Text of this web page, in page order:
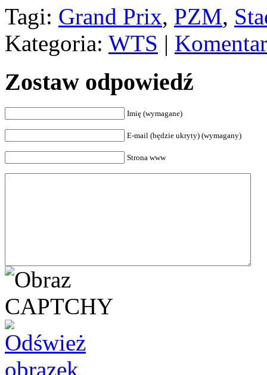
Tagi: Grand Prix, PZM,
Kategoria: WTS |
Zostaw odpowiedź
Imię (wymagane)
E-mail (będzie ukryty) (wymagany)
Strona www